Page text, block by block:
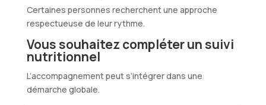
Certaines personnes recherchent une approche
respectueuse de leur rythme.
Vous souhaitez compléter un suivi
nutritionnel
L’accompagnement peut s’intégrer dans une
démarche globale.